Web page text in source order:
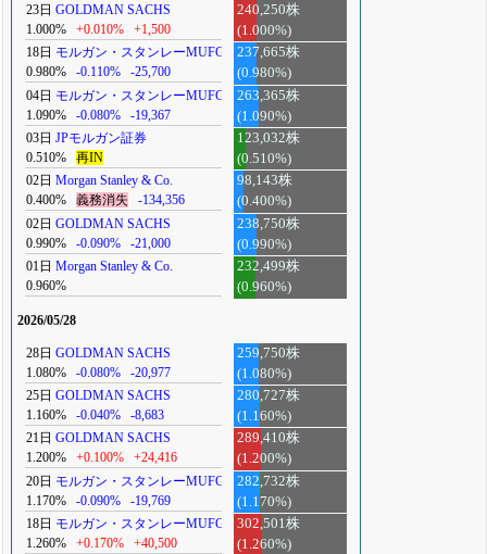
23日 GOLDMAN SACHS
1.000%
+0.010% +1,500
240,250株
(1.000%)
18日 モルガン・スタンレーMUFG
0.980%
-0.110% -25,700
237,665株
(0.980%)
04日 モルガン・スタンレーMUFG
1.090%
-0.080% -19,367
263,365株
(1.090%)
03日 JPモルガン証券
0.510%
再IN
123,032株
(0.510%)
02日 Morgan Stanley & Co.
0.400%
義務消失 -134,356
98,143株
(0.400%)
02日 GOLDMAN SACHS
0.990%
-0.090% -21,000
238,750株
(0.990%)
01日 Morgan Stanley & Co.
0.960%
232,499株
(0.960%)
2026/05/28
28日 GOLDMAN SACHS
1.080%
-0.080% -20,977
259,750株
(1.080%)
25日 GOLDMAN SACHS
1.160%
-0.040% -8,683
280,727株
(1.160%)
21日 GOLDMAN SACHS
1.200%
+0.100% +24,416
289,410株
(1.200%)
20日 モルガン・スタンレーMUFG
1.170%
-0.090% -19,769
282,732株
(1.170%)
18日 モルガン・スタンレーMUFG
1.260%
+0.170% +40,500
302,501株
(1.260%)